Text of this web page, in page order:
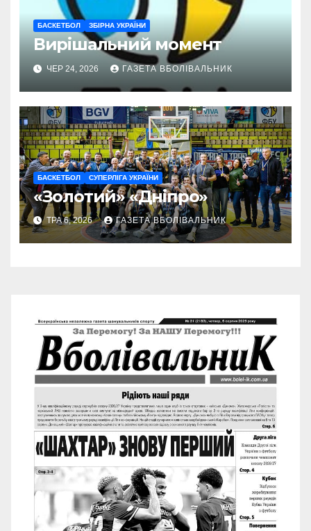
БАСКЕТБОЛ ЗБІРНА УКРАЇНИ
Вирішальний момент
ЧЕР 24, 2026 ГАЗЕТА ВБОЛІВАЛЬНИК
БАСКЕТБОЛ СУПЕРЛІГА УКРАЇНИ
«Золотий» «Дніпро»
ТРА 6, 2026 ГАЗЕТА ВБОЛІВАЛЬНИК